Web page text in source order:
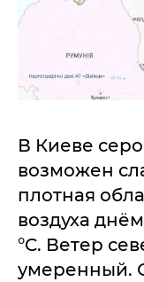
В Киеве
возможен
плотная
воздуха
°C. Ветер
умеренный.